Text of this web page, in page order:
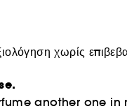
χωρίς
another one in